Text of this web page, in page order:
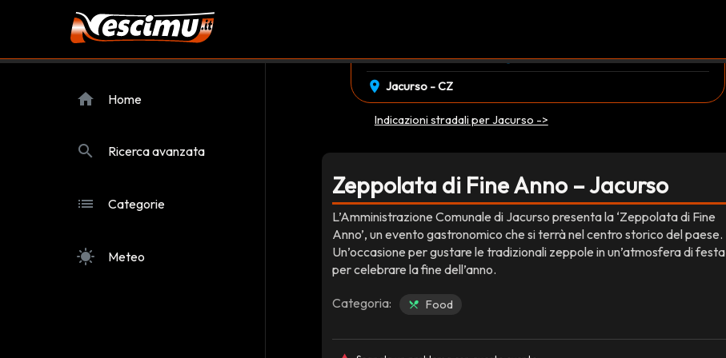
home Home
search Ricerca avanzata
list Categorie
sunny Meteo
EVENTO CONCLUSO
event_available sabato 27 Dicembre schedule 20:00
location_on Jacurso - CZ
Indicazioni stradali per Jacurso ->
Zeppolata di Fine Anno – Jacurso
L’Amministrazione Comunale di Jacurso presenta la ‘Zeppolata di Fine
Anno’, un evento gastronomico che si terrà nel centro storico del paese.
Un’occasione per gustare le tradizionali zeppole in un’atmosfera di festa
per celebrare la fine dell’anno.
Categoria: Food